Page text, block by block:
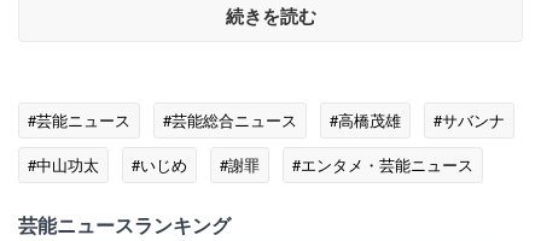
続きを読む
#芸能ニュース #芸能総合ニュース #高橋茂雄
#サバンナ
#中山功太
#いじめ #謝罪 #エンタメ・芸能ニュース
芸能ニュースランキング